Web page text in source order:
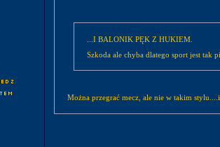
...I BALONIK PĘK Z HUKIEM.
Szkoda ale chyba dlatego sport jest tak
Można przegrać mecz, ale nie w takim